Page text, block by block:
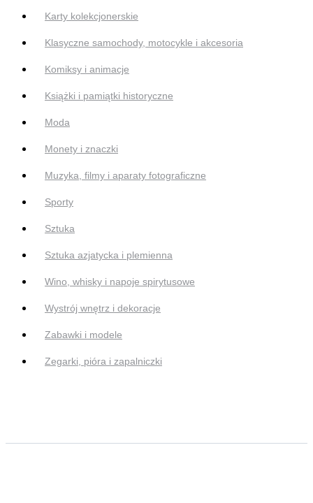
Karty kolekcjonerskie
Klasyczne samochody, motocykle i akcesoria
Komiksy i animacje
Książki i pamiątki historyczne
Moda
Monety i znaczki
Muzyka, filmy i aparaty fotograficzne
Sporty
Sztuka
Sztuka azjatycka i plemienna
Wino, whisky i napoje spirytusowe
Wystrój wnętrz i dekoracje
Zabawki i modele
Zegarki, pióra i zapalniczki